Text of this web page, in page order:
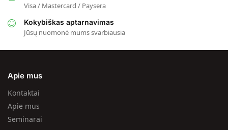
Visa / Mastercard / Paysera
Kokybiškas aptarnavimas
Jūsų nuomonė mums svarbiausia
Apie mus
Kontaktai
Apie mus
Seminarai